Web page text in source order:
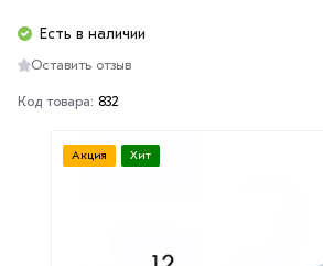
Есть в наличии
Оставить отзыв
Код товара: 832
Акция Хит